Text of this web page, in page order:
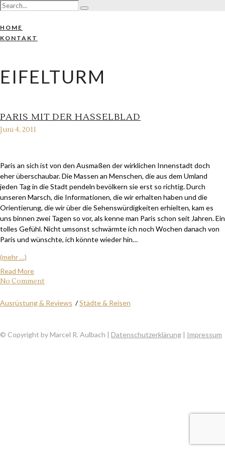
HOME
KONTAKT
EIFELTURM
PARIS MIT DER HASSELBLAD
Juni 4, 2011
Paris an sich ist von den Ausmaßen der wirklichen Innenstadt doch
eher überschaubar. Die Massen an Menschen, die aus dem Umland
jeden Tag in die Stadt pendeln bevölkern sie erst so richtig. Durch
unseren Marsch, die Informationen, die wir erhalten haben und die
Orientierung, die wir über die Sehenswürdigkeiten erhielten, kam es
uns binnen zwei Tagen so vor, als kenne man Paris schon seit Jahren. Ein
tolles Gefühl. Nicht umsonst schwärmte ich noch Wochen danach von
Paris und wünschte, ich könnte wieder hin…
(mehr …)
Read More
No Comment
Ausrüstung & Reviews /Städte & Reisen
© Copyright by Marcel R. Aulbach | Datenschutzerklärung | Impressum